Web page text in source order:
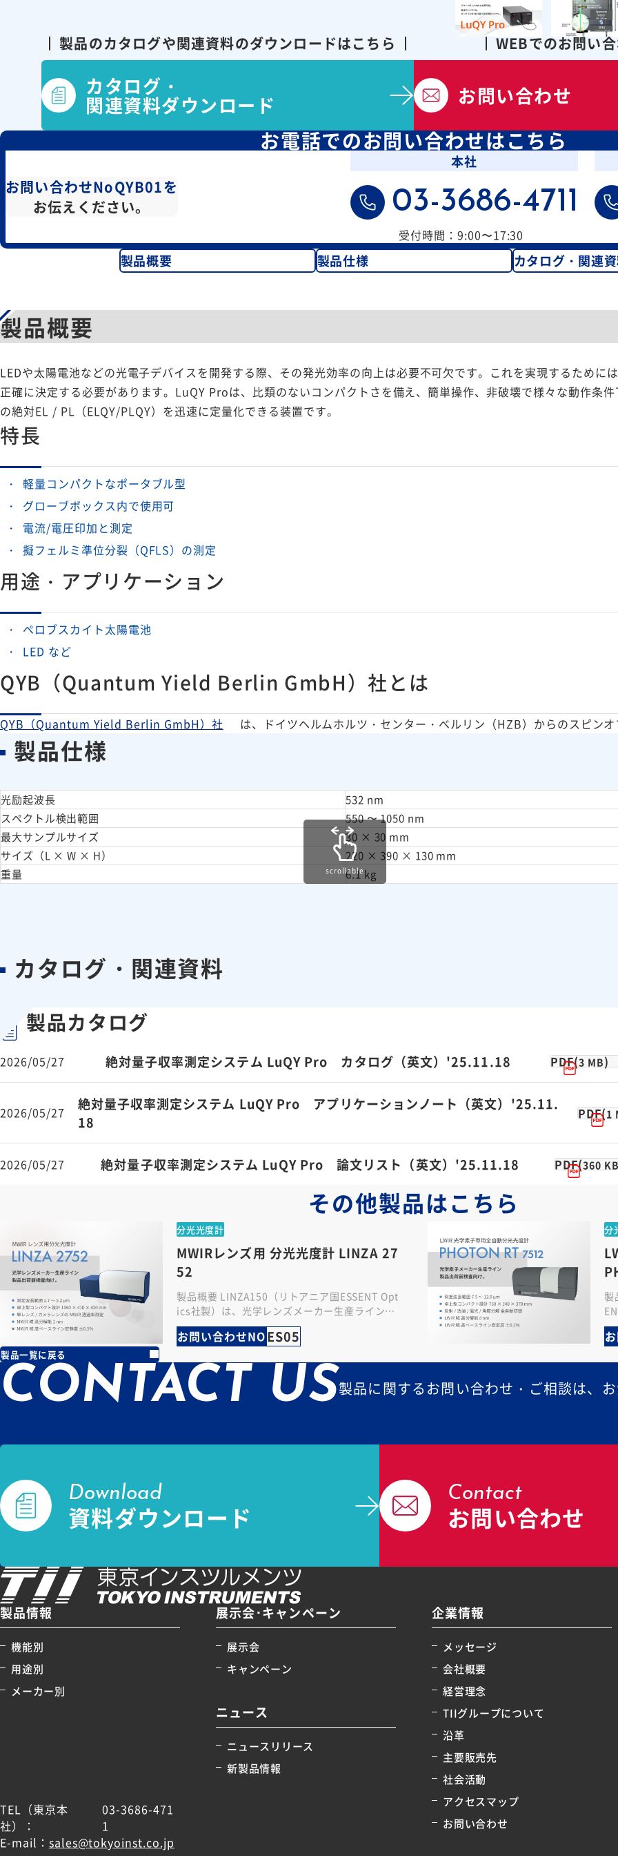
製品のカタログや関連資料のダウンロードはこちら
カタログ・
関連資料ダウンロード
WEBでのお問い
お問い合わせ
お電話でのお問い合わせはこちら
お問い合わせNoQYB01を
お伝えください。
本社
03-3686-4711
受付時間：9:00〜17:30
製品概要 製品仕様 カタログ・関連
製品概要
LEDや太陽電池などの光電子デバイスを開発する際、その発光効率の向上は必要不可欠です。これを実現するために
正確に決定する必要があります。LuQY Proは、比類のないコンパクトさを備え、簡単操作、非破壊で様々な動作条件
の絶対EL / PL（ELQY/PLQY）を迅速に定量化できる装置です。
特長
軽量コンパクトなポータブル型
グローブボックス内で使用可
電流/電圧印加と測定
擬フェルミ準位分裂（QFLS）の測定
用途・アプリケーション
ペロブスカイト太陽電池
LED など
QYB（Quantum Yield Berlin GmbH）社とは
QYB（Quantum Yield Berlin GmbH）社 は、ドイツヘルムホルツ・センター・ベルリン（HZB）からのスピンオ
製品仕様
光励起波長
532 nm
スペクトル検出範囲
550 〜 1050 nm
最大サンプルサイズ
30 × 30 mm
サイズ（L × W × H）
220 × 390 × 130 mm
重量
6.1 kg
scrollable
カタログ・関連資料
製品カタログ
2026/05/27 絶対量子収率測定システム LuQY Pro カタログ（英文）'25.11.18 PDF(3 MB)
2026/05/27
絶対量子収率測定システム LuQY Pro アプリケーションノート（英文）'25.11.
18
PDF(1
2026/05/27 絶対量子収率測定システム LuQY Pro 論文リスト（英文）'25.11.18 PDF(360 KB
その他製品はこちら
分光光度計
MWIRレンズ用 分光光度計 LINZA 27
52
製品概要 LINZA150（リトアニア国ESSENT Opt
ics社製）は、光学レンズメーカー生産ライン・
製品出荷前検査向けに特化されたMWIRレンズ専
用の分光…
お問い合わせNOES05
分
製
イ
製品一覧に戻る
CONTACT US製品に関するお問い合わせ・ご相談は、お
Download
資料ダウンロード
Contact
お問い合わせ
製品情報
機能別
用途別
メーカー別
展示会･キャンペーン
展示会
キャンペーン
ニュース
ニュースリリース
新製品情報
企業情報
メッセージ
会社概要
経営理念
TIIグループについて
沿革
主要販売先
社会活動
アクセスマップ
お問い合わせ
TEL（東京本
社）：
03-3686-471
1
E-mail： sales@tokyoinst.co.jp